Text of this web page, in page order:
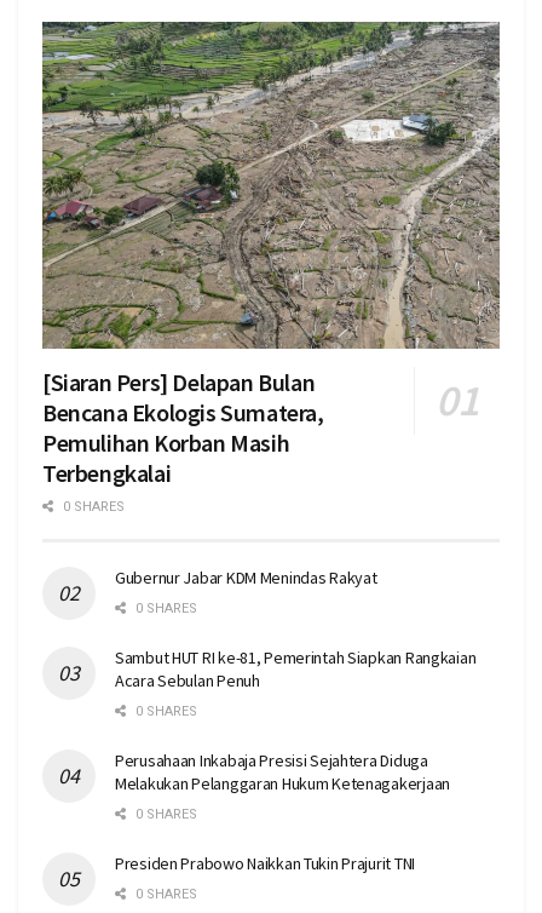
[Siaran Pers] Delapan Bulan
Bencana Ekologis Sumatera,
Pemulihan Korban Masih
Terbengkalai
0 SHARES
Gubernur Jabar KDM Menindas Rakyat
0 SHARES
Sambut HUT RI ke-81, Pemerintah Siapkan Rangkaian
Acara Sebulan Penuh
0 SHARES
Perusahaan Inkabaja Presisi Sejahtera Diduga
Melakukan Pelanggaran Hukum Ketenagakerjaan
0 SHARES
Presiden Prabowo Naikkan Tukin Prajurit TNI
0 SHARES